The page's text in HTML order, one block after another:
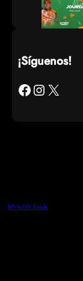
¡Síguenos!
Facebook Instagram X
DNA ON Track